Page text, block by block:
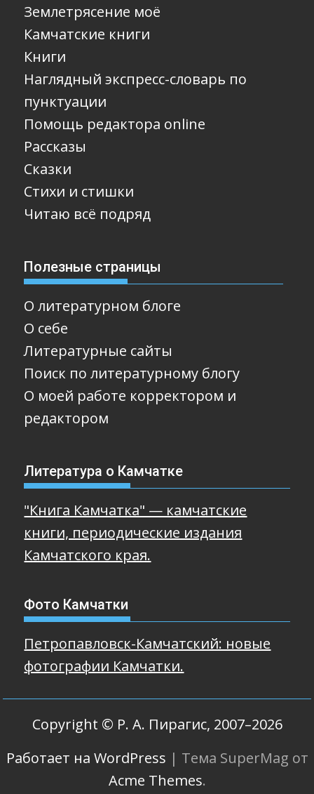
Землетрясение моё
Камчатские книги
Книги
Наглядный экспресс-словарь по
пунктуации
Помощь редактора online
Рассказы
Сказки
Стихи и стишки
Читаю всё подряд
Полезные страницы
О литературном блоге
О себе
Литературные сайты
Поиск по литературному блогу
О моей работе корректором и
редактором
Литература о Камчатке
"Книга Камчатка" — камчатские
книги, периодические издания
Камчатского края.
Фото Камчатки
Петропавловск-Камчатский: новые
фотографии Камчатки.
Copyright © Р. А. Пирагис, 2007–2026
Работает на WordPress | Тема SuperMag от
Acme Themes.